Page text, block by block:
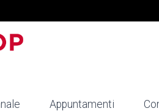
Appuntamenti